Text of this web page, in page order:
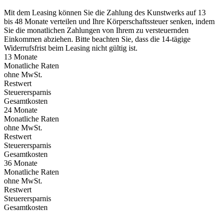
Mit dem Leasing können Sie die Zahlung des Kunstwerks auf 13
bis 48 Monate verteilen und Ihre Körperschaftssteuer senken, indem
Sie die monatlichen Zahlungen von Ihrem zu versteuernden
Einkommen abziehen. Bitte beachten Sie, dass die 14-tägige
Widerrufsfrist beim Leasing nicht gültig ist.
13 Monate
Monatliche Raten
ohne MwSt.
Restwert
Steuerersparnis
Gesamtkosten
24 Monate
Monatliche Raten
ohne MwSt.
Restwert
Steuerersparnis
Gesamtkosten
36 Monate
Monatliche Raten
ohne MwSt.
Restwert
Steuerersparnis
Gesamtkosten